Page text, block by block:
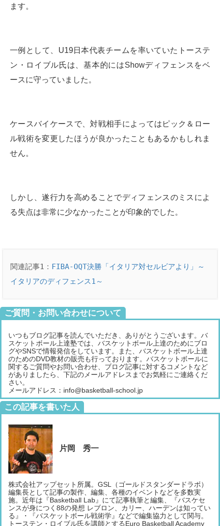
ます。
一例として、U19日本代表チームを率いていたトーステ
ン・ロイブル氏は、基本的にはShowディフェンスをベ
ースに守っていました。
ケースバイケースで、対戦相手によってはピック＆ロー
ル戦術を変更したほうが良かったこともあるかもしれま
せん。
しかし、遂行力を高めることでディフェンスのミスによ
る失点は非常に少なかったことが印象的でした。
関連記事1： FIBA-OQT決勝「イタリア対セルビアより」～
イタリアのディフェンス1～
ご質問・お問い合わせについて
いつもブログ記事を読んでいただき、ありがとうございます。バ
スケットボール上達塾では、バスケットボール上達のためにブロ
グやSNSで情報発信をしています。また、バスケットボール上達
のためのDVD教材の販売も行っております。バスケットボールに
関するご質問やお問い合わせ、ブログ記事に対するコメントなど
がありましたら、下記のメールアドレスまでお気軽にご連絡くだ
さい。
メールアドレス：info@basketball-school.jp
この記事を書いた人
片岡 秀一
株式会社アップセット所属。GSL（ゴールドスタンダードラボ）
編集長として記事の製作、編集、各種のイベントなどを多数実
施。近年は『Basketball Lab』にて記事執筆と編集、『バスケセ
ンスが身につく88の発想 レブロン、カリー、ハーデンは知ってい
る』・『バスケットボール戦術学』などで編集協力として関与。
トーステン・ロイブル氏を講師とするEuro Basketball Academy